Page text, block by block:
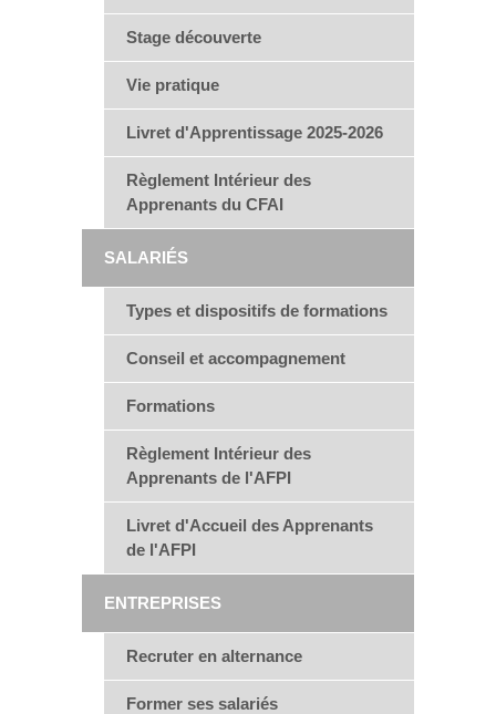
Stage découverte
Vie pratique
Livret d'Apprentissage 2025-2026
Règlement Intérieur des
Apprenants du CFAI
SALARIÉS
Types et dispositifs de formations
Conseil et accompagnement
Formations
Règlement Intérieur des
Apprenants de l'AFPI
Livret d'Accueil des Apprenants
de l'AFPI
ENTREPRISES
Recruter en alternance
Former ses salariés